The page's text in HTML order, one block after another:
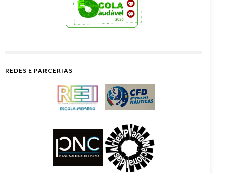
REDES E PARCERIAS